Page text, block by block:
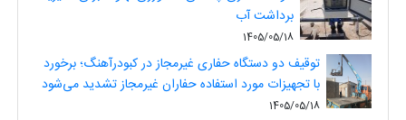
برداشت آب
1405/05/18
توقیف دو دستگاه حفاری غیرمجاز در کبودرآهنگ؛ برخورد
با تجهیزات مورد استفاده حفاران غیرمجاز تشدید می‌شود
1405/05/18